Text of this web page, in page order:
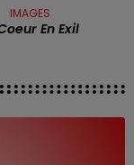
IMAGES
En Exil